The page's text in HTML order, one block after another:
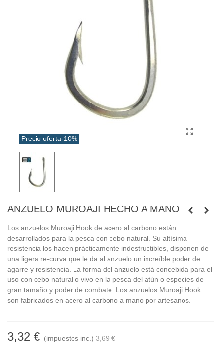
Precio oferta-10%
ANZUELO MUROAJI HECHO A MANO
Los anzuelos Muroaji Hook de acero al carbono están
desarrollados para la pesca con cebo natural. Su altísima
resistencia los hacen prácticamente indestructibles, disponen de
una ligera re-curva que le da al anzuelo un increíble poder de
agarre y resistencia. La forma del anzuelo está concebida para el
uso con cebo natural o vivo en la pesca del atún o especies de
gran tamaño y poder de combate. Los anzuelos Muroaji Hook
son fabricados en acero al carbono a mano por artesanos.
3,32 € (impuestos inc.) 3,69 €